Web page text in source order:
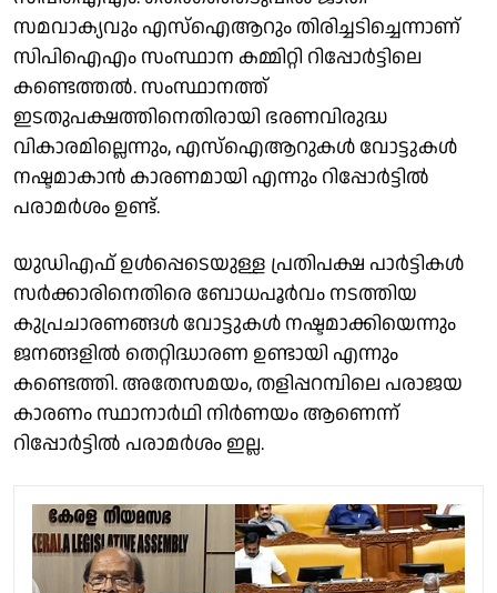
സമവാക്യവും എസ്ഐആറും തിരിച്ചടിച്ചെന്നാണ്
സിപിഐഎം സംസ്ഥാന കമ്മിറ്റി റിപ്പോർട്ടിലെ
കണ്ടെത്തൽ. സംസ്ഥാനത്ത്
ഇടതുപക്ഷത്തിനെതിരായി ഭരണവിരുദ്ധ
വികാരമില്ലെന്നും, എസ്ഐആറുകൾ വോട്ടുകൾ
നഷ്ടമാകാൻ കാരണമായി എന്നും റിപ്പോർട്ടിൽ
പരാമർശം ഉണ്ട്.
യുഡിഎഫ് ഉൾപ്പെടെയുള്ള പ്രതിപക്ഷ പാർട്ടികൾ
സർക്കാരിനെതിരെ ബോധപൂർവം നടത്തിയ
കുപ്രചാരണങ്ങൾ വോട്ടുകൾ നഷ്ടമാക്കിയെന്നും
ജനങ്ങളിൽ തെറ്റിദ്ധാരണ ഉണ്ടായി എന്നും
കണ്ടെത്തി. അതേസമയം, തളിപ്പറമ്പിലെ പരാജയ
കാരണം സ്ഥാനാർഥി നിർണയം ആണെന്ന്
റിപ്പോർട്ടിൽ പരാമർശം ഇല്ല.